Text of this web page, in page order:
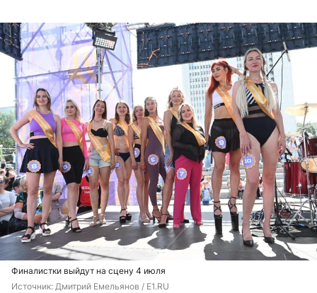
Финалистки выйдут на сцену 4 июля
Источник: Дмитрий Емельянов / E1.RU